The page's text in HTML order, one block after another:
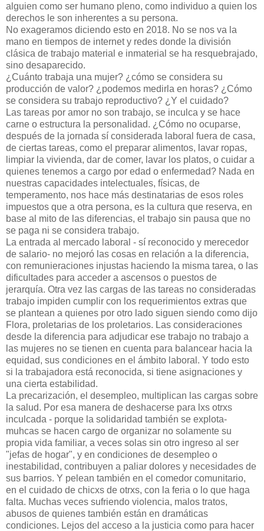
alguien como ser humano pleno, como individuo a quien los
derechos le son inherentes a su persona.
No exageramos diciendo esto en 2018. No se nos va la
mano en tiempos de internet y redes donde la división
clásica de trabajo material e inmaterial se ha resquebrajado,
sino desaparecido.
¿Cuánto trabaja una mujer? ¿cómo se considera su
producción de valor? ¿podemos medirla en horas? ¿Cómo
se considera su trabajo reproductivo? ¿Y el cuidado?
Las tareas por amor no son trabajo, se inculca y se hace
carne o estructura la personalidad. ¿Cómo no ocuparse,
después de la jornada sí considerada laboral fuera de casa,
de ciertas tareas, como el preparar alimentos, lavar ropas,
limpiar la vivienda, dar de comer, lavar los platos, o cuidar a
quienes tenemos a cargo por edad o enfermedad? Nada en
nuestras capacidades intelectuales, físicas, de
temperamento, nos hace más destinatarias de esos roles
impuestos que a otra persona, es la cultura que reserva, en
base al mito de las diferencias, el trabajo sin pausa que no
se paga ni se considera trabajo.
La entrada al mercado laboral - sí reconocido y merecedor
de salario- no mejoró las cosas en relación a la diferencia,
con remunieraciones injustas haciendo la misma tarea, o las
dificultades para acceder a ascensos o puestos de
jerarquía. Otra vez las cargas de las tareas no consideradas
trabajo impiden cumplir con los requerimientos extras que
se plantean a quienes por otro lado siguen siendo como dijo
Flora, proletarias de los proletarios. Las consideraciones
desde la diferencia para adjudicar ese trabajo no trabajo a
las mujeres no se tienen en cuenta para balancear hacia la
equidad, sus condiciones en el ámbito laboral. Y todo esto
si la trabajadora está reconocida, si tiene asignaciones y
una cierta estabilidad.
La precarización, el desempleo, multiplican las cargas sobre
la salud. Por esa manera de deshacerse para lxs otrxs
inculcada - porque la solidaridad también se explota-
muhcas se hacen cargo de organizar no solamente su
propia vida familiar, a veces solas sin otro ingreso al ser
"jefas de hogar", y en condiciones de desempleo o
inestabilidad, contribuyen a paliar dolores y necesidades de
sus barrios. Y pelean también en el comedor comunitario,
en el cuidado de chicxs de otrxs, con la feria o lo que haga
falta. Muchas veces sufriendo violencia, malos tratos,
abusos de quienes también están en dramáticas
condiciones. Lejos del acceso a la justicia como para hacer